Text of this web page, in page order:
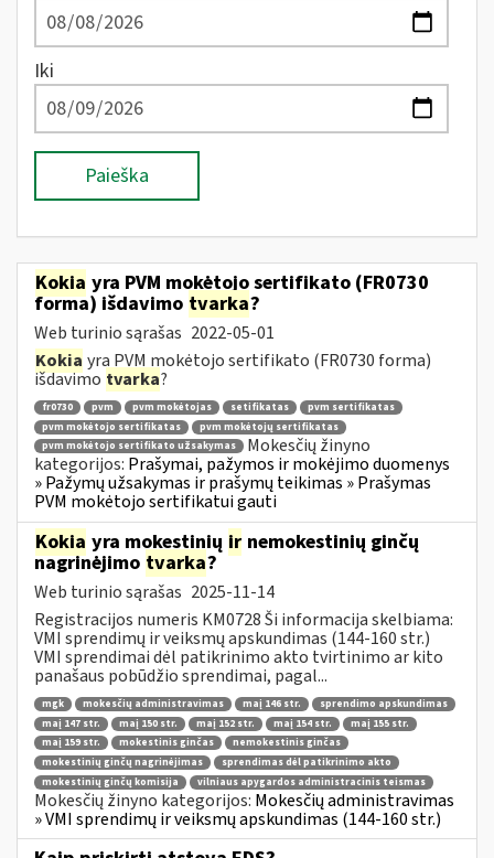
Iki
Paieška
Kokia yra PVM mokėtojo sertifikato (FR0730
forma) išdavimo tvarka?
Web turinio sąrašas 2022-05-01
Kokia yra PVM mokėtojo sertifikato (FR0730 forma)
išdavimo tvarka?
fr0730 pvm pvm mokėtojas setifikatas
pvm sertifikatas
pvm mokėtojo sertifikatas
pvm mokėtojų sertifikatas
pvm mokėtojo sertifikato užsakymas
Mokesčių žinyno
kategorijos: Prašymai, pažymos ir mokėjimo duomenys
» Pažymų užsakymas ir prašymų teikimas » Prašymas
PVM mokėtojo sertifikatui gauti
Kokia yra mokestinių ir nemokestinių ginčų
nagrinėjimo tvarka?
Web turinio sąrašas 2025-11-14
Registracijos numeris KM0728 Ši informacija skelbiama:
VMI sprendimų ir veiksmų apskundimas (144-160 str.)
VMI sprendimai dėl patikrinimo akto tvirtinimo ar kito
panašaus pobūdžio sprendimai, pagal...
mgk mokesčių administravimas maį 146 str.
sprendimo apskundimas
maį 147 str.
maį 150 str. maį 152 str. maį 154 str.
maį 155 str.
maį 159 str.
mokestinis ginčas
nemokestinis ginčas
mokestinių ginčų nagrinėjimas
sprendimas dėl patikrinimo akto
mokestinių ginčų komisija
vilniaus apygardos administracinis teismas
Mokesčių žinyno kategorijos: Mokesčių administravimas
» VMI sprendimų ir veiksmų apskundimas (144-160 str.)